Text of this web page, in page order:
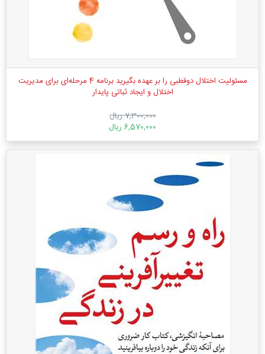
مسئولیت اختلال دوقطبی را بر عهده بگیرید برنامه‌ 4 مرحله‌ای برای مدیریت
اختلال و ایجاد ثباتی پایدار
7,300,000 ریال
6,570,000 ریال